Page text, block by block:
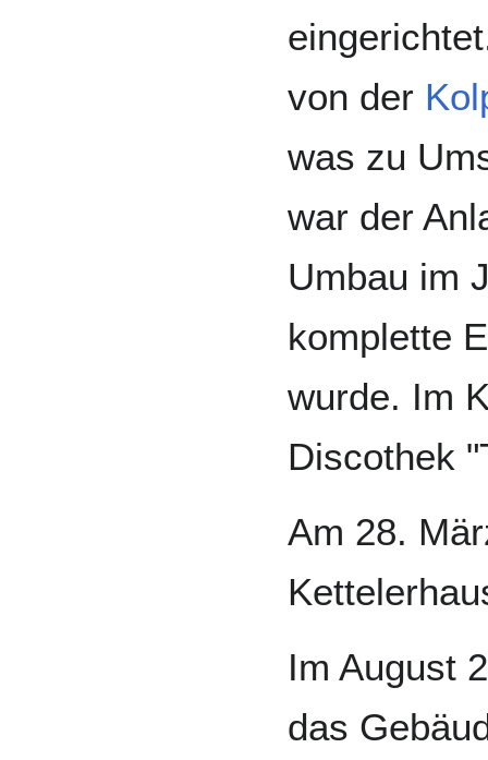
von der
was zu
war der
Umbau im
komplette
wurde. Im
Discothek
Am 28.
Im August
das